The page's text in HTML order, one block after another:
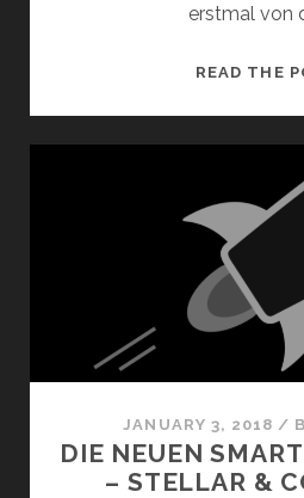
erstmal von
READ THE
JANUARY 3, 2018 /
DIE NEUEN
– STELLAR &